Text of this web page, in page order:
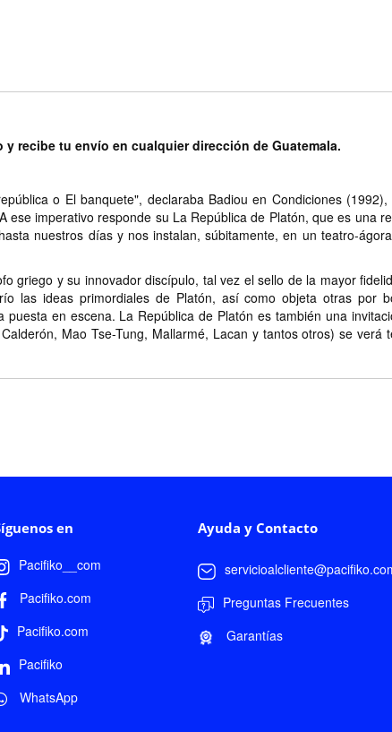
y recibe tu envío en cualquier dirección de Guatemala.
o El banquete", declaraba Badiou en Condiciones
imperativo responde su La República de Platón, que es una
nuestros días y nos instalan, súbitamente, en un teatro-
griego y su innovador discípulo, tal vez el sello de la mayor
las ideas primordiales de Platón, así como objeta otras por
en escena. La República de Platón es también una
Mao Tse-Tung, Mallarmé, Lacan y tantos otros) se
en
Pacifiko__com
Pacifiko.com
Pacifiko.com
Pacifiko
WhatsApp
Ayuda y Contacto
Preguntas Frecuentes
Garantías